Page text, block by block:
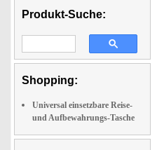
Produkt-Suche:
Shopping:
Universal einsetzbare Reise-
und Aufbewahrungs-Tasche